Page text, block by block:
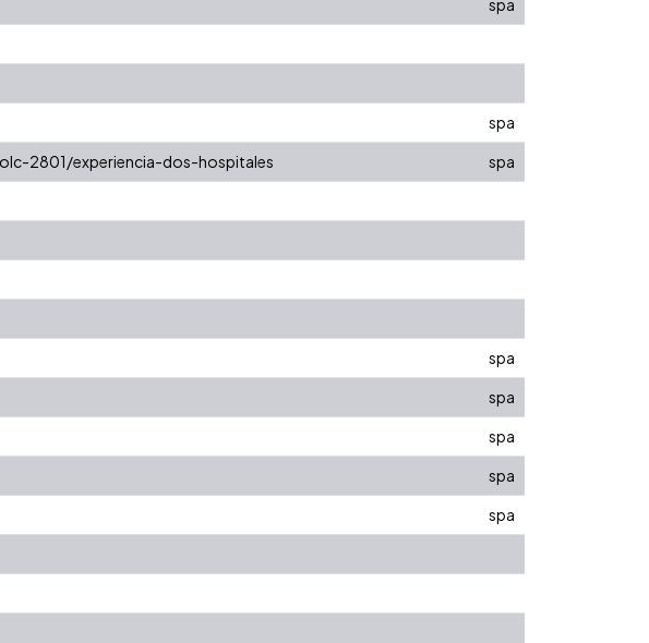
spa
2801/experiencia-dos-hospitales
spa
spa
spa
spa
spa
spa